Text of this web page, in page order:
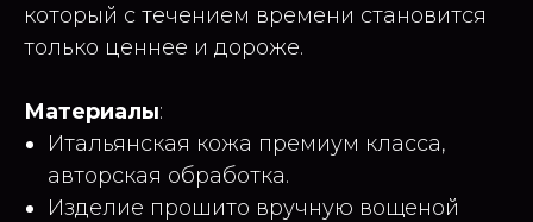
который с течением времени становится
только ценнее и дороже.
Материалы:
Итальянская кожа премиум класса,
авторская обработка.
Изделие прошито вручную вощеной